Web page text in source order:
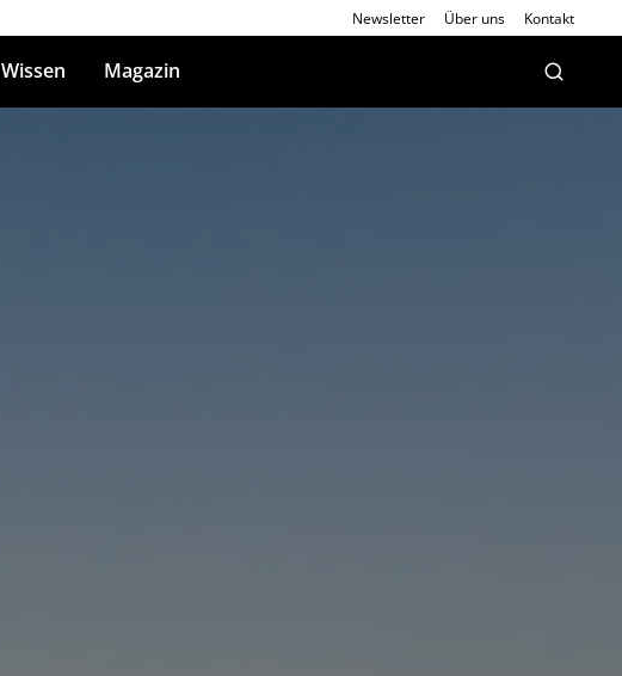
Newsletter Über uns Kontakt
Wissen Magazin